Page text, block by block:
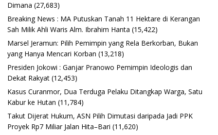
Dimana (27,683)
Breaking News : MA Putuskan Tanah 11 Hektare di Kerangan
Sah Milik Ahli Waris Alm. Ibrahim Hanta (15,422)
Marsel Jeramun: Pilih Pemimpin yang Rela Berkorban, Bukan
yang Hanya Mencari Korban (13,218)
Presiden Jokowi : Ganjar Pranowo Pemimpin Ideologis dan
Dekat Rakyat (12,453)
Kasus Curanmor, Dua Terduga Pelaku Ditangkap Warga, Satu
Kabur ke Hutan (11,784)
Takut Dijerat Hukum, ASN Pilih Dimutasi daripada Jadi PPK
Proyek Rp7 Miliar Jalan Hita–Bari (11,620)